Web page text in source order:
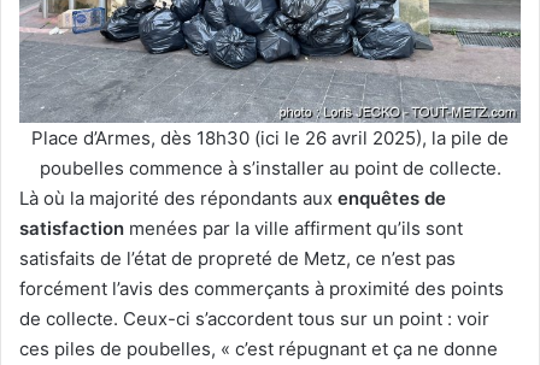
Place d’Armes, dès 18h30 (ici le 26 avril 2025), la pile de
poubelles commence à s’installer au point de collecte.
Là où la majorité des répondants aux enquêtes de
satisfaction menées par la ville affirment qu’ils sont
satisfaits de l’état de propreté de Metz, ce n’est pas
forcément l’avis des commerçants à proximité des points
de collecte. Ceux-ci s’accordent tous sur un point : voir
ces piles de poubelles, « c’est répugnant et ça ne donne